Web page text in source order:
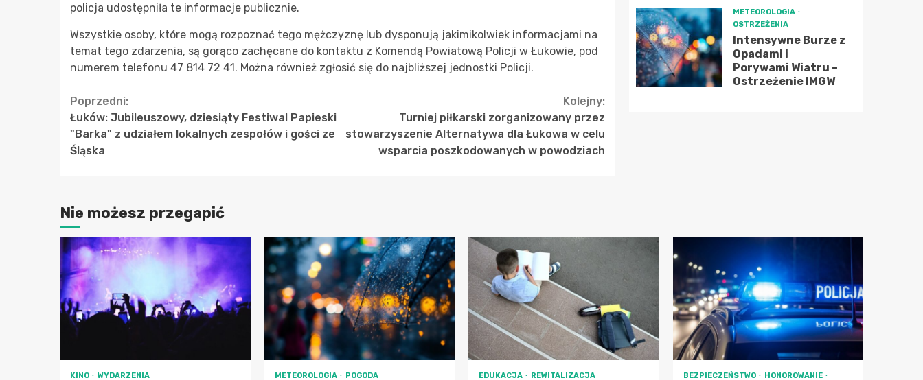
policja udostępniła te informacje publicznie.
Wszystkie osoby, które mogą rozpoznać tego mężczyznę lub dysponują jakimikolwiek informacjami na
temat tego zdarzenia, są gorąco zachęcane do kontaktu z Komendą Powiatową Policji w Łukowie, pod
numerem telefonu 47 814 72 41. Można również zgłosić się do najbliższej jednostki Policji.
Continue
Reading
Poprzedni:
Łuków: Jubileuszowy, dziesiąty Festiwal Papieski
"Barka" z udziałem lokalnych zespołów i gości ze
Śląska
Kolejny:
Turniej piłkarski zorganizowany przez
stowarzyszenie Alternatywa dla Łukowa w celu
wsparcia poszkodowanych w powodziach
METEOROLOGIA
OSTRZEŻENIA
Intensywne Burze z
Opadami i
Porywami Wiatru –
Ostrzeżenie IMGW
Nie możesz przegapić
KINO WYDARZENIA METEOROLOGIA POGODA EDUKACJA REWITALIZACJA BEZPIECZEŃSTWO HONOROWANIE